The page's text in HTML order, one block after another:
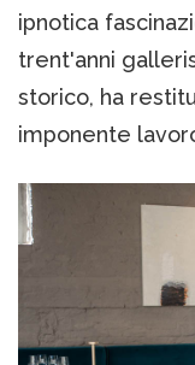
ipnotica
trent'anni
storico, ha
imponente